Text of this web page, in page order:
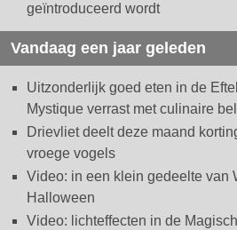
geïntroduceerd wordt
Vandaag een jaar geleden
Uitzonderlijk goed eten in de
Mystique verrast met culinaire
Drievliet deelt deze maand
vroege vogels
Video: in een klein gedeelte van
Halloween
Video: lichteffecten in de